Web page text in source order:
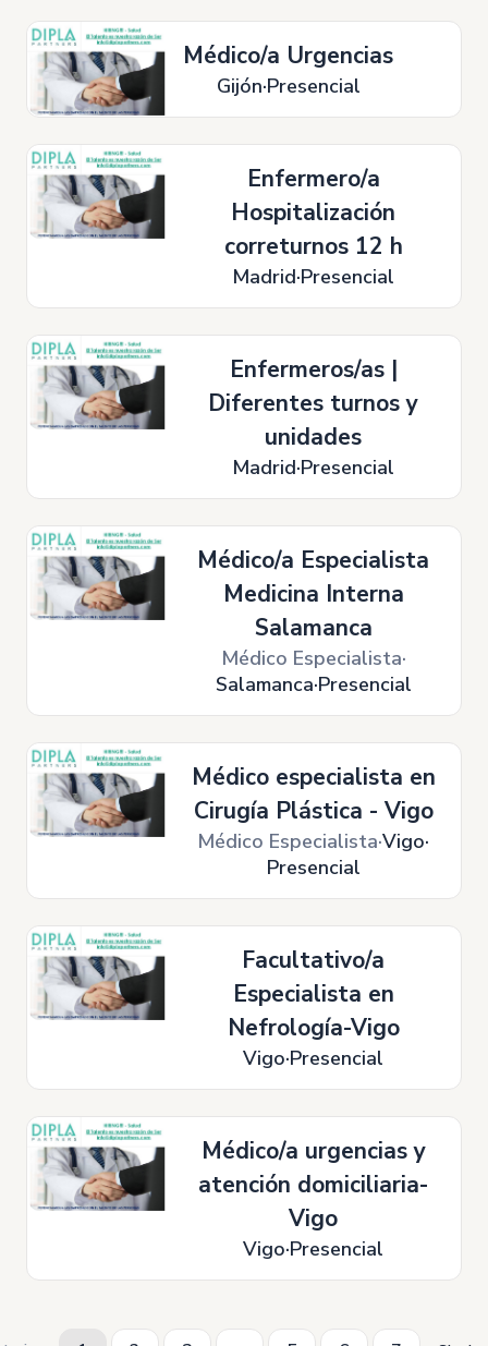
Médico/a Urgencias
Gijón Presencial
Enfermero/a
Hospitalización
correturnos 12 h
Madrid Presencial
Enfermeros/as |
Diferentes turnos y
unidades
Madrid Presencial
Médico/a Especialista
Medicina Interna
Salamanca
Médico Especialista
Salamanca Presencial
Médico especialista en
Cirugía Plástica - Vigo
Médico Especialista Vigo
Presencial
Facultativo/a
Especialista en
Nefrología-Vigo
Vigo Presencial
Médico/a urgencias y
atención domiciliaria-
Vigo
Vigo Presencial